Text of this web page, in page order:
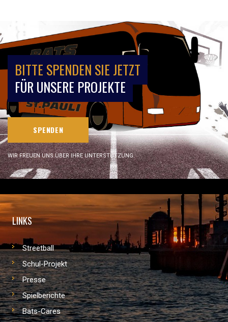
BITTE SPENDEN SIE JETZT
FÜR UNSERE PROJEKTE
SPENDEN
WIR FREUEN UNS ÜBER IHRE UNTERSTÜTZUNG.
LINKS
Streetball
Schul-Projekt
Presse
Spielberichte
Bats-Cares